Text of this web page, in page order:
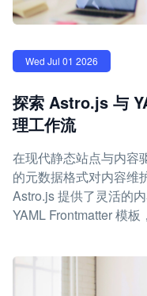
Wed Jul 01 2026
探索 Astro.js 与
理工作流
在现代静态站点与内容
的元数据格式对内容维
Astro.js 提供了灵活的
YAML Frontmatter 模